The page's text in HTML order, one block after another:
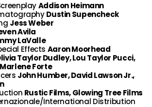
Addison Heimann
Dustin Supencheck
Jess Weber
Avila
LaValle
Effects Aaron Moorhead
Taylor Dudley, Lou Taylor Pucci,
Forte
John Humber, David Lawson Jr.,
Rustic Films, Glowing Tree Films
International Distribution